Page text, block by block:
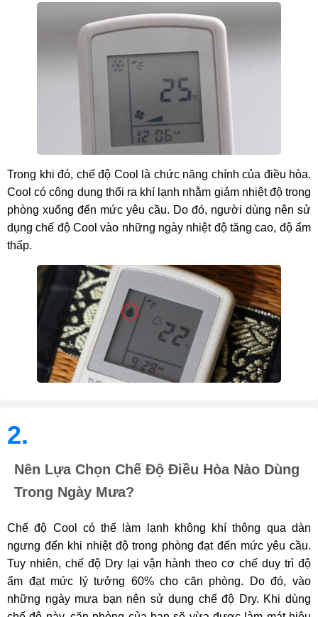
Trong khi đó, chế độ Cool là chức năng chính của điều hòa.
Cool có công dụng thổi ra khí lạnh nhằm giảm nhiệt độ trong
phòng xuống đến mức yêu cầu. Do đó, người dùng nên sử
dụng chế độ Cool vào những ngày nhiệt độ tăng cao, độ ẩm
thấp.
2.
Nên Lựa Chọn Chế Độ Điều Hòa Nào Dùng
Trong Ngày Mưa?
Chế độ Cool có thể làm lạnh không khí thông qua dàn
ngưng đến khi nhiệt độ trong phòng đạt đến mức yêu cầu.
Tuy nhiên, chế độ Dry lại vận hành theo cơ chế duy trì độ
ẩm đạt mức lý tưởng 60% cho căn phòng. Do đó, vào
những ngày mưa bạn nên sử dụng chế độ Dry. Khi dùng